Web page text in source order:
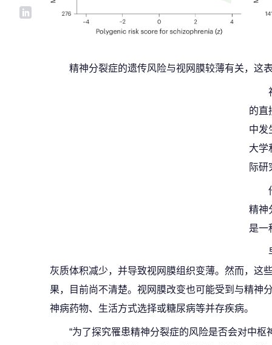
精神分裂症的遗传风险与视网膜较薄有关，这
的直
中发
大学
际研
精神
是一
灰质体积减少，并导致视网膜组织变薄。然而，这
果，目前尚不清楚。视网膜改变也可能受到与精神
神病药物、生活方式选择或糖尿病等并存疾病。
“为了探究罹患精神分裂症的风险是否会对中